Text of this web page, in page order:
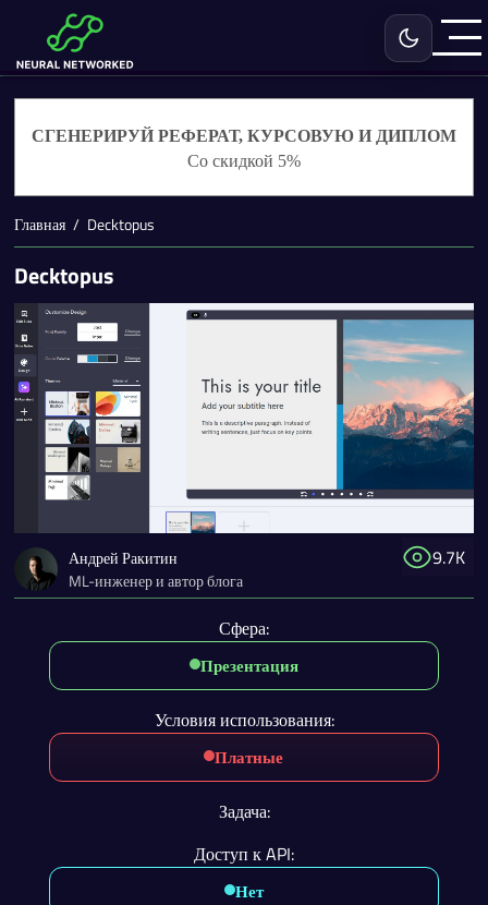
Включить
СГЕНЕРИРУЙ РЕФЕРАТ, КУРСОВУЮ И ДИПЛОМ
Со скидкой 5%
Главная Decktopus
Decktopus
9.7K
Андрей Ракитин
ML-инженер и автор блога
Сфера:
Презентация
Условия использования:
Платные
Задача:
Доступ к API:
Нет